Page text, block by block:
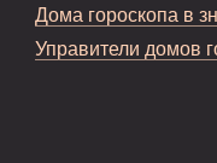
Дома гороскопа в
Управители домов